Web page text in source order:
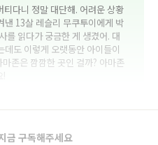
다니 정말 대단해. 어려운 상황
낸 13살 레슬리 무쿠투이에게 박
를 읽다가 궁금한 게 생겼어. 대
데도 이렇게 오랫동안 아이들이
존은 깜깜한 곳인 걸까? 아마존
금 구독해주세요